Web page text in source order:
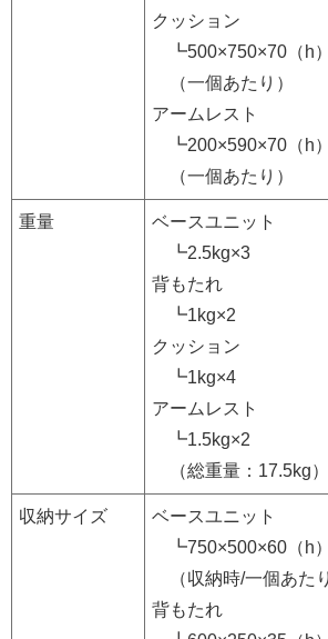
クッション
┗500×750×70（h
（一個あたり）
アームレスト
┗200×590×70（h
（一個あたり）
重量
ベースユニット
┗2.5kg×3
背もたれ
┗1kg×2
クッション
┗1kg×4
アームレスト
┗1.5kg×2
（総重量：17.5kg）
収納サイズ
ベースユニット
┗750×500×60（h
（収納時/一個あたり
背もたれ